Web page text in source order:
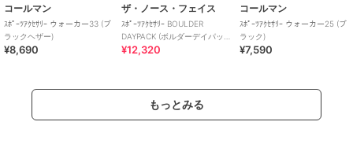
コールマン
ｽﾎﾟｰﾂｱｸｾｻﾘｰ ウォーカー33 (ブ
ラックヘザー)
¥8,690
ザ・ノース・フェイス
ｽﾎﾟｰﾂｱｸｾｻﾘｰ BOULDER
DAYPACK (ボルダーデイパッ
ク)
¥12,320
コールマン
ｽﾎﾟｰﾂｱｸｾｻﾘｰ ウォーカー25 (ブ
ラック)
¥7,590
もっとみる